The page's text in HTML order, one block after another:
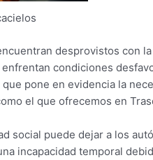
desprovistos con
condiciones
pone en evidencia la
el que ofrecemos en
social puede dejar a los
incapacidad temporal